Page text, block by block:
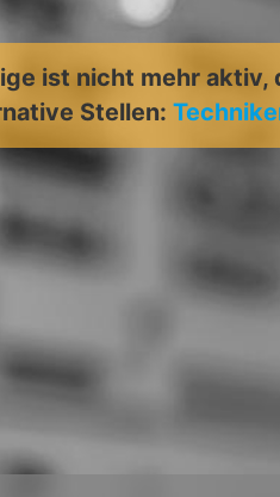
ist nicht mehr
Stellen: